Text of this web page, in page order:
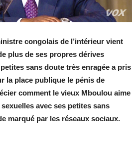
congolais de l’intérieur vient
plus de ses propres dérives
sans doute très enragée a pris
la place publique le pénis de
comment le vieux Mboulou aime
avec ses petites sans
marqué par les réseaux sociaux.